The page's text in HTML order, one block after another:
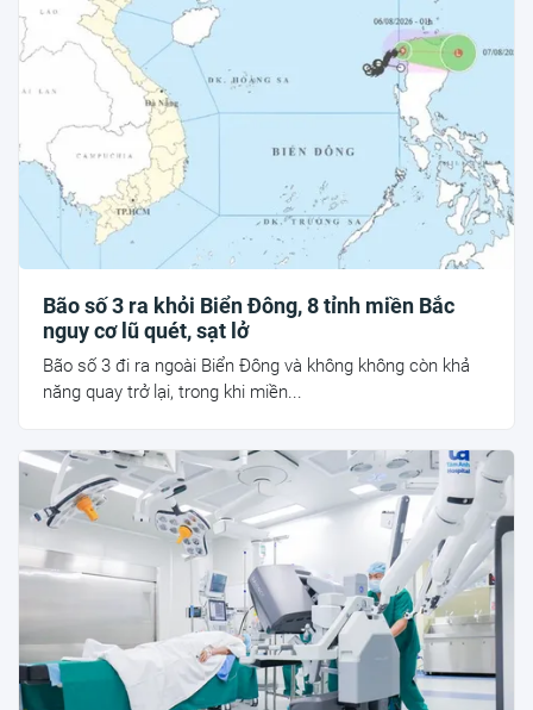
Bão số 3 ra khỏi Biển Đông, 8 tỉnh miền Bắc
nguy cơ lũ quét, sạt lở
Bão số 3 đi ra ngoài Biển Đông và không không còn khả
năng quay trở lại, trong khi miền...